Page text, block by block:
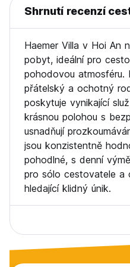
(4) Počet povolených
na zvolené možnosti. Pro
vybranou možnost.
(5) Všechny dětské
závislosti na dostupnosti.
11. Domácí mazlíčci jsou
12. Provozní doba recepce:
Shrnutí recenzí
Haemer Villa v Hoi An
pobyt, ideální pro
pohodovou atmosféru.
přátelský a ochotný
poskytuje vynikající
krásnou polohou s
usnadňují
jsou konzistentně
pohodlné, s denní
pro sólo cestovatele a
hledající klidný únik.